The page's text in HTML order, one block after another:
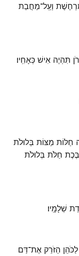
וְעַֽל־מַחֲבַת
תִּהְיֶה אִישׁ כְּאָחִֽיו׃
חַלּוֹת מַצּוֹת בְּלוּלֹת
חַלֹּת בְּלוּלֹת
שְׁלָמָֽיו׃
הַזֹּרֵק אֶת־דַּם